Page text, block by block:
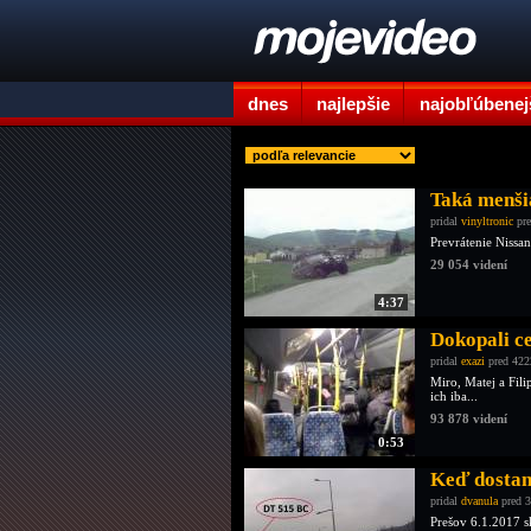
dnes najlepšie
4:37
Taká
pridal vinyltronic
Prevrátenie
29 054 videní
0:53
Dokopali
pridal exazi pred
Miro, Matej a
ich iba...
93 878 videní
Keď
pridal dvanula pred
Prešov 6.1.2017